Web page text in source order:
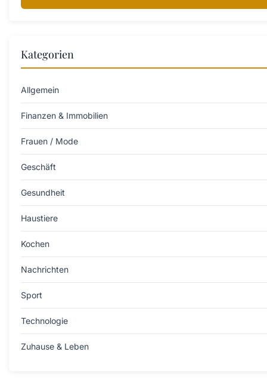
Kategorien
Allgemein
Finanzen & Immobilien
Frauen / Mode
Geschäft
Gesundheit
Haustiere
Kochen
Nachrichten
Sport
Technologie
Zuhause & Leben